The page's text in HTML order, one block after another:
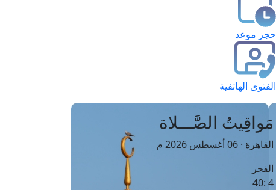
حجز موعد
الفتوى الهاتفية
مَواقِيتُ الصَّـــلاة
القاهرة · 06 أغسطس 2026 م
الفجر
4 :40